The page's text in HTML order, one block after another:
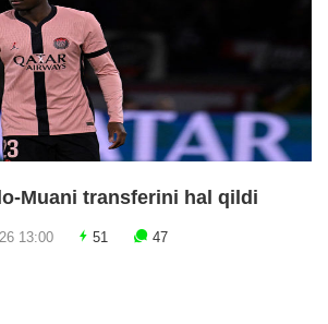
Muani transferini hal qildi
13:00 51 47